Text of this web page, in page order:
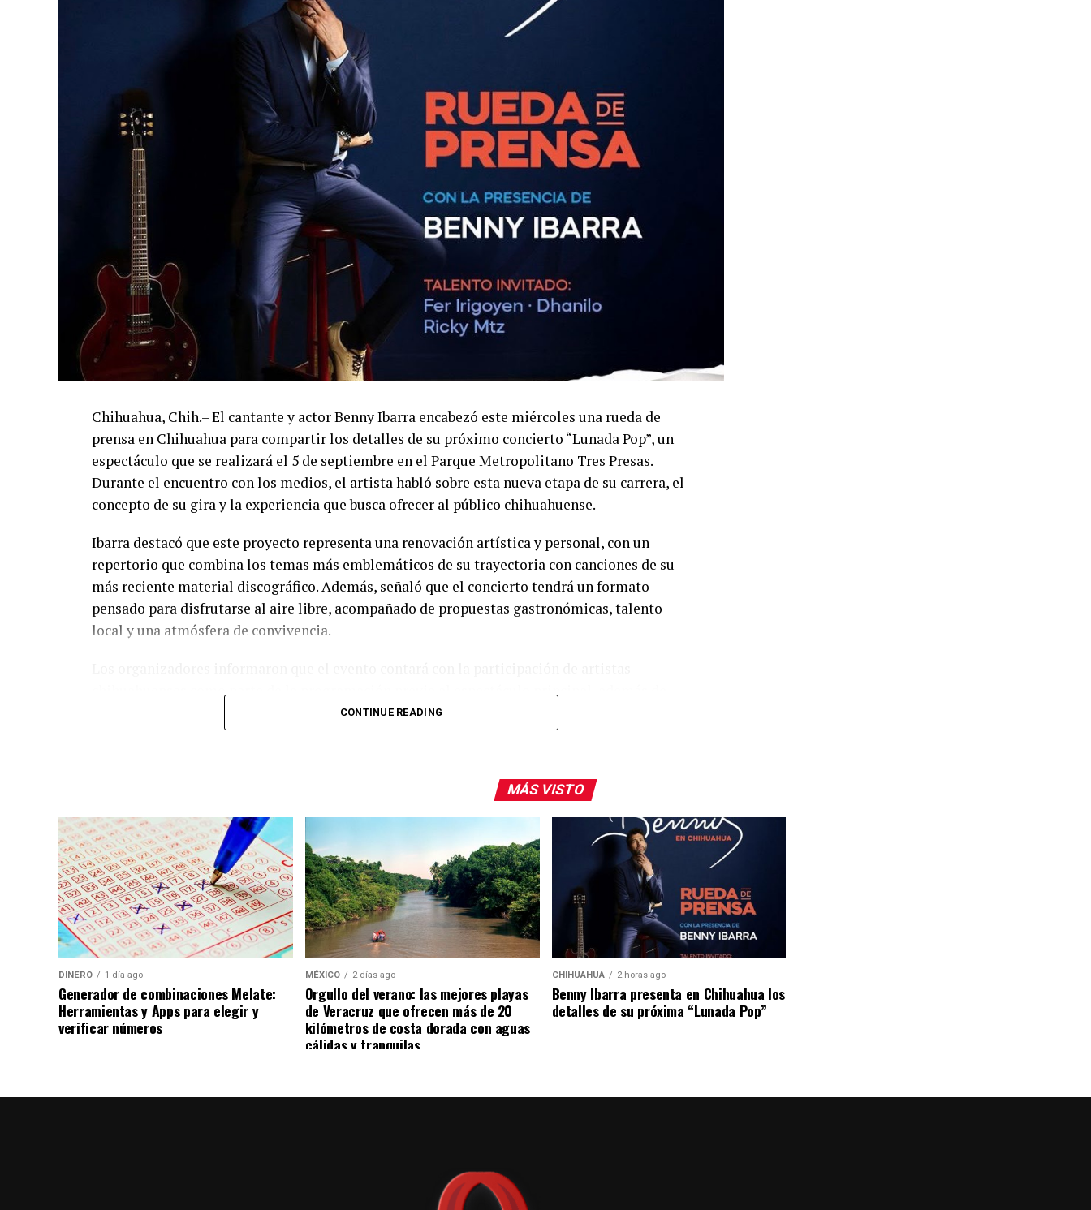
Chihuahua, Chih.– El cantante y actor Benny Ibarra encabezó este miércoles una rueda de
prensa en Chihuahua para compartir los detalles de su próximo concierto “Lunada Pop”, un
espectáculo que se realizará el 5 de septiembre en el Parque Metropolitano Tres Presas.
Durante el encuentro con los medios, el artista habló sobre esta nueva etapa de su carrera, el
concepto de su gira y la experiencia que busca ofrecer al público chihuahuense.
Ibarra destacó que este proyecto representa una renovación artística y personal, con un
repertorio que combina los temas más emblemáticos de su trayectoria con canciones de su
más reciente material discográfico. Además, señaló que el concierto tendrá un formato
pensado para disfrutarse al aire libre, acompañado de propuestas gastronómicas, talento
local y una atmósfera de convivencia.
chihuahuenses como parte de la programación previa al espectáculo principal, además de
diversas experiencias para los asistentes. También reiteraron la invitación al público para
adquirir sus boletos con anticipación y formar parte de una de las presentaciones más
Nota: Al concluir sus actividades, Benny Ibarra fue visto en el restaurante Aire Liebre, en la
ciudad de Chihuahua, degustando diversos platillos en compañía de su equipo de trabajo.
CONTINUE READING
MÁS VISTO
DINERO 1 día ago
Generador de combinaciones Melate:
Herramientas y Apps para elegir y
verificar números
MÉXICO 2 días ago
Orgullo del verano: las mejores playas
de Veracruz que ofrecen más de 20
kilómetros de costa dorada con aguas
cálidas y tranquilas
CHIHUAHUA 2 horas ago
Benny Ibarra presenta en Chihuahua los
detalles de su próxima “Lunada Pop”